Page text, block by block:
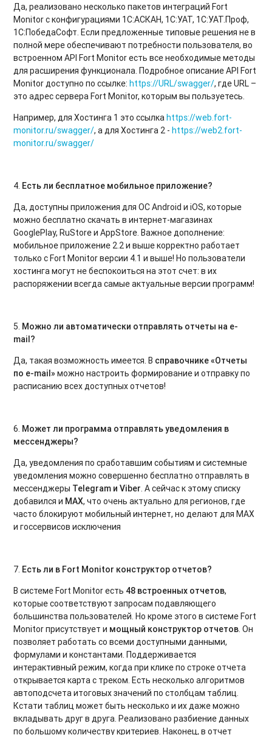
Да, реализовано несколько пакетов интеграций Fort
Monitor с конфигурациями 1С:АСКАН, 1С:УАТ, 1С:УАТ.Проф,
1С:ПобедаСофт. Если предложенные типовые решения не в
полной мере обеспечивают потребности пользователя, во
встроенном API Fort Monitor есть все необходимые методы
для расширения функционала. Подробное описание API Fort
Monitor доступно по ссылке:https://URL/swagger/, где URL –
это адрес сервера Fort Monitor, которым вы пользуетесь.
Например, для Хостинга 1 это ссылкаhttps://web.fort-
monitor.ru/swagger/, а для Хостинга 2 -https://web2.fort-
monitor.ru/swagger/
4. Есть ли бесплатное мобильное приложение?
Да, доступны приложения для ОС Android и iOS, которые
можно бесплатно скачать в интернет-магазинах
GooglePlay, RuStore и AppStore. Важное дополнение:
мобильное приложение 2.2 и выше корректно работает
только с Fort Monitor версии 4.1 и выше! Но пользователи
хостинга могут не беспокоиться на этот счет: в их
распоряжении всегда самые актуальные версии программ!
5. Можно ли автоматически отправлять отчеты на e-
mail?
Да, такая возможность имеется. В справочнике «Отчеты
по e-mail» можно настроить формирование и отправку по
расписанию всех доступных отчетов!
6. Может ли программа отправлять уведомления в
мессенджеры?
Да, уведомления по сработавшим событиям и системные
уведомления можно совершенно бесплатно отправлять в
мессенджеры Telegram иViber. А сейчас к этому списку
добавился и МАХ, что очень актуально для регионов, где
часто блокируют мобильный интернет, но делают для МАХ
и госсервисов исключения
7. Есть ли в Fort Monitor конструктор отчетов?
В системе Fort Monitor есть 48 встроенных отчетов,
которые соответствуют запросам подавляющего
большинства пользователей. Но кроме этого в системе Fort
Monitor присутствует и мощный конструктор отчетов. Он
позволяет работать со всеми доступными данными,
формулами и константами. Поддерживается
интерактивный режим, когда при клике по строке отчета
открывается карта с треком. Есть несколько алгоритмов
автоподсчета итоговых значений по столбцам таблиц.
Кстати таблиц может быть несколько и их даже можно
вкладывать друг в друга. Реализовано разбиение данных
по большому количеству критериев. Наконец, в отчет